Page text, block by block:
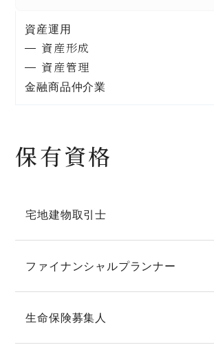
資産運用
資産形成
資産管理
金融商品仲介業
保有資格
宅地建物取引士
ファイナンシャルプランナー
生命保険募集人